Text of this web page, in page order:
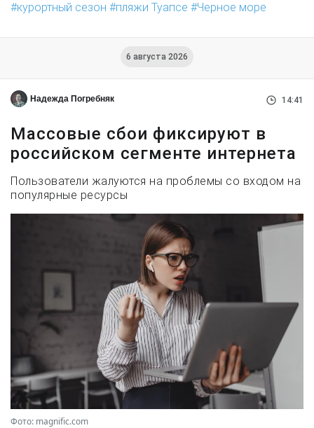
курортный сезон
пляжи Туапсе Черное море
6 августа 2026
Надежда Погребняк 14:41
Массовые сбои фиксируют в
российском сегменте интернета
Пользователи жалуются на проблемы со входом на
популярные ресурсы
Фото: magnific.com